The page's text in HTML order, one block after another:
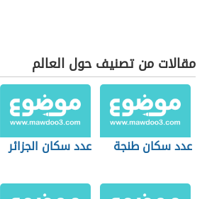
مقالات من تصنيف حول العالم
عدد سكان طنجة عدد سكان الجزائر